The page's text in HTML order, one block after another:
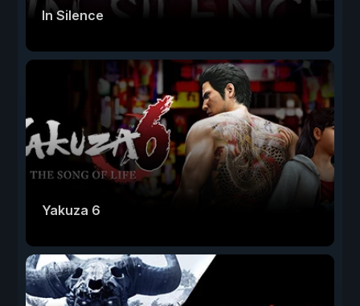
In Silence
Yakuza 6